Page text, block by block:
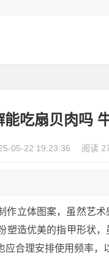
能吃扇贝肉吗
05-22 19:23:36 阅读
作立体图案，虽然艺
塑造优美的指甲形状
合理安排使用频率，